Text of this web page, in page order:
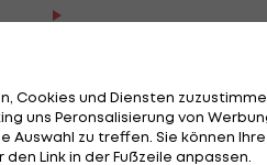
FC Blau-Weiß Linz - FC
Innsbruck
(Adanaspor) haben über
Falle einer Rückkehr
Verträge haben. Mit denen
Cookies und Diensten
uns Peronsalisierung von
Auswahl zu treffen. Sie können
Link in der Fußzeile anpassen.